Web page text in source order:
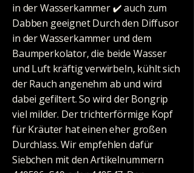
in der Wasserkammer ✔️️ auch zum
Dabben geeignet Durch den Diffusor
in der Wasserkammer und dem
Baumperkolator, die beide Wasser
und Luft kräftig verwirbeln, kühlt sich
der Rauch angenehm ab und wird
dabei gefiltert. So wird der Bongrip
viel milder. Der trichterförmige Kopf
für Kräuter hat einen eher großen
Durchlass. Wir empfehlen dafür
Siebchen mit den Artikelnummern